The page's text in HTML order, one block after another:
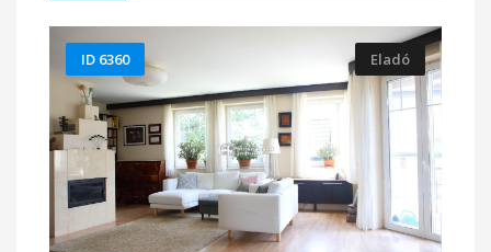
ID 6360 Eladó